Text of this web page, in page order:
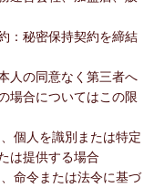
：秘密保持契約を締結
人の同意なく第三者へ
場合についてはこの限
個人を識別または特定
は提供する場合
命令または法令に基づ